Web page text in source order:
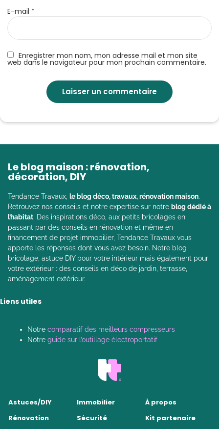
Enregistrer mon nom, mon adresse mail et mon site
web dans le navigateur pour mon prochain commentaire.
E-mail *
Le blog maison : rénovation,
décoration, DIY
Tendance Travaux, le blog déco, travaux, rénovation maison.
Retrouvez nos conseils et notre expertise sur notre blog dédié à
l’habitat. Des inspirations déco, aux petits bricolages en
passant par des conseils en rénovation et même en
financement de projet immobilier, Tendance Travaux vous
apporte les réponses dont vous avez besoin. Notre blog
bricolage, astuce DIY pour votre intérieur mais également pour
votre extérieur : des conseils en déco de jardin, terrasse,
aménagement extérieur.
Liens utiles
Notre comparatif des meilleurs compresseurs
Notre guide sur l’outillage électroportatif
Astuces/DIY
Rénovation
Immobilier
Sécurité
À propos
Kit partenaire